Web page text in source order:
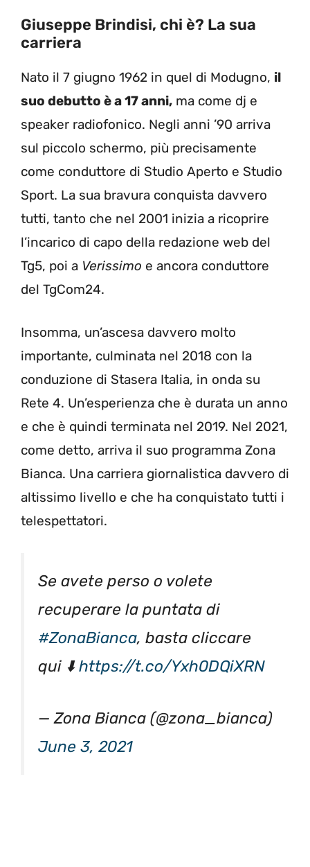
Giuseppe Brindisi, chi è? La sua
carriera
Nato il 7 giugno 1962 in quel di Modugno, il
suo debutto è a 17 anni, ma come dj e
speaker radiofonico. Negli anni ’90 arriva
sul piccolo schermo, più precisamente
come conduttore di Studio Aperto e Studio
Sport. La sua bravura conquista davvero
tutti, tanto che nel 2001 inizia a ricoprire
l’incarico di capo della redazione web del
Tg5, poi a Verissimo e ancora conduttore
del TgCom24.
Insomma, un’ascesa davvero molto
importante, culminata nel 2018 con la
conduzione di Stasera Italia, in onda su
Rete 4. Un’esperienza che è durata un anno
e che è quindi terminata nel 2019. Nel 2021,
come detto, arriva il suo programma Zona
Bianca. Una carriera giornalistica davvero di
altissimo livello e che ha conquistato tutti i
telespettatori.
Se avete perso o volete
recuperare la puntata di
#ZonaBianca, basta cliccare
qui ⬇️https://t.co/Yxh0DQiXRN
— Zona Bianca (@zona_bianca)
June 3, 2021